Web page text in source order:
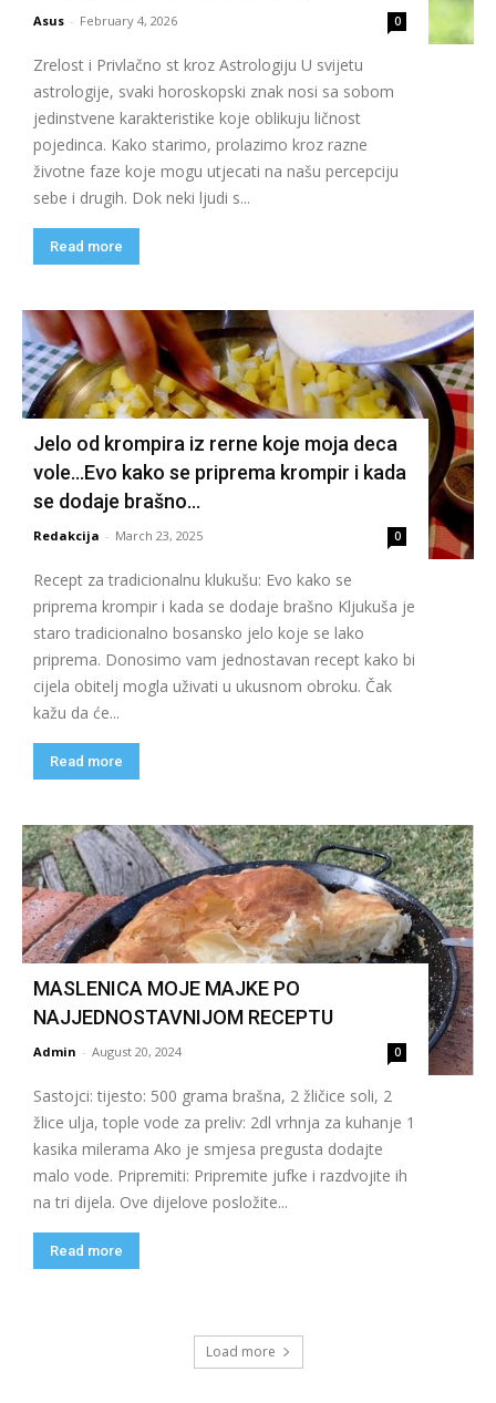
Asus - February 4, 2026 0
Zrelost i Privlačno st kroz Astrologiju U svijetu
astrologije, svaki horoskopski znak nosi sa sobom
jedinstvene karakteristike koje oblikuju ličnost
pojedinca. Kako starimo, prolazimo kroz razne
životne faze koje mogu utjecati na našu percepciju
sebe i drugih. Dok neki ljudi s...
Read more
Jelo od krompira iz rerne koje moja deca
vole…Evo kako se priprema krompir i kada
se dodaje brašno…
Redakcija - March 23, 2025 0
Recept za tradicionalnu klukušu: Evo kako se
priprema krompir i kada se dodaje brašno Kljukuša je
staro tradicionalno bosansko jelo koje se lako
priprema. Donosimo vam jednostavan recept kako bi
cijela obitelj mogla uživati ​​u ukusnom obroku. Čak
kažu da će...
Read more
MASLENICA MOJE MAJKE PO
NAJJEDNOSTAVNIJOM RECEPTU
Admin - August 20, 2024 0
Sastojci: tijesto: 500 grama brašna, 2 žličice soli, 2
žlice ulja, tople vode za preliv: 2dl vrhnja za kuhanje 1
kasika milerama Ako je smjesa pregusta dodajte
malo vode. Pripremiti: Pripremite jufke i razdvojite ih
na tri dijela. Ove dijelove posložite...
Read more
Load more